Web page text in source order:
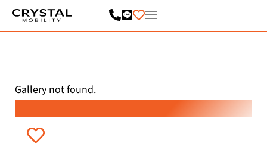
ッ
Gallery not found.